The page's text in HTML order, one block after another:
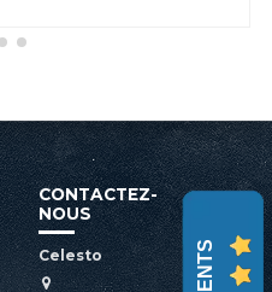
CONTACTEZ-
NOUS
Celesto